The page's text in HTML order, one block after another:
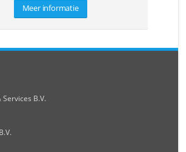
Meer informatie
Services B.V.